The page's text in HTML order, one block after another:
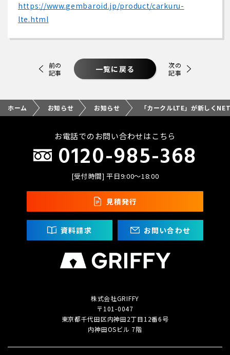
https://www.gembaroid.jp/product/carkuru-
lte.html
前の
記事
一覧に戻る
次の
記事
ホーム お知らせ お知らせ 「カークルLTE」が新しく
株式会社GRIFFY
〒101-0047
東京都千代田区内神田2丁目12番6号
内神田OSビル 7階
お電話でのお問い合わせはこちら
0120-985-368
[受付時間] 平日9:00〜18:00
見積発行
資料請求 お問い合わせ